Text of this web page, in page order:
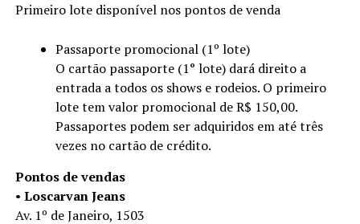
Primeiro lote disponível nos pontos de venda
Passaporte promocional (1º lote)
O cartão passaporte (1° lote) dará direito a
entrada a todos os shows e rodeios. O primeiro
lote tem valor promocional de R$ 150,00.
Passaportes podem ser adquiridos em até três
vezes no cartão de crédito.
Pontos de vendas
• Loscarvan Jeans
Av. 1º de Janeiro, 1503